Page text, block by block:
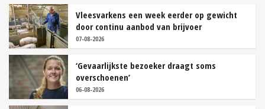
Vleesvarkens een week eerder op gewicht
door continu aanbod van brijvoer
07-08-2026
‘Gevaarlijkste bezoeker draagt soms
overschoenen’
06-08-2026